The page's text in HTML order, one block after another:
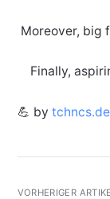
Moreover, big
Finally,
💪 by tchncs.de
VORHERIGER